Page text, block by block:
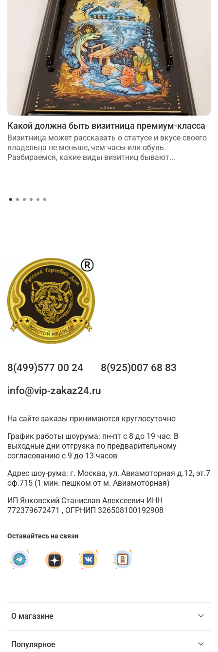
Какой должна быть визитница премиум-класса
Визитница может рассказать о статусе и вкусе своего
владельца не меньше, чем часы или обувь.
Разбираемся, какие виды визитниц бывают...
О магазине
Популярное
8(499)577 00 24
8(925)007 68 83
info@vip-zakaz24.ru
На сайте заказы принимаются круглосуточно
График работы шоурума: пн-пт с 8 до 19 час. В
выходные дни отгрузка по предварительному
согласованию с 9 до 13 часов
Адрес шоу-рума: г. Москва, ул. Авиамоторная д.12, эт.7
оф.715 (1 мин. пешком от м. Авиамоторная)
ИП Янковский Станислав Алексеевич ИНН
772379672471 , ОГРНИП 326508100192908
Оставайтесь на связи